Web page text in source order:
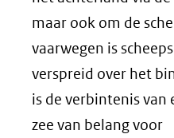
maar ook om de
vaarwegen is
verspreid over het
is de verbintenis van
zee van belang voor